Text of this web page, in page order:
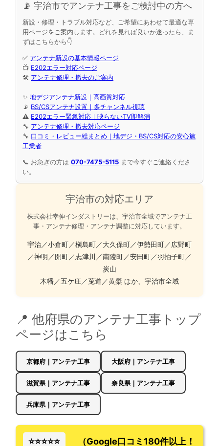
📡 宇治市でアンテナ工事をご検討中の方へ
新設・修理・トラブル対応など、ご希望にあわせて最適な専
用ページをご案内します。どれを見れば良いか迷ったら、ま
ずはこちらから👇
✅ アンテナ新設の基本情報ページ
📺 E202エラー対応ページ
🛠 アンテナ修理・撤去のご案内
✨ 地デジアンテナ新設｜高画質対応
📡 BS/CSアンテナ設置｜多チャンネル視聴
⚠️ E202エラー緊急対応｜映らないTV即解消
🔧 アンテナ修理・撤去対応ページ
🔧 口コミ・レビュー総まとめ｜地デジ・BS/CS対応の安心施
工業者
📞 お急ぎの方は 070-7475-5115 まで今すぐご連絡くださ
い。
宇治市の対応エリア
株式会社幸伸インダストリーは、宇治市全域でアンテナ工
事・アンテナ修理・アンテナ調整に対応しています。
宇治／小倉町／槇島町／大久保町／伊勢田町／広野町
／神明／開町／志津川／南陵町／安田町／羽拍子町／
炭山
木幡／五ケ庄／莵道／黄檗 ほか、宇治市全域
📍 他府県のアンテナ工事トップ
ページはこちら
京都府｜アンテナ工事 大阪府｜アンテナ工事
滋賀県｜アンテナ工事 奈良県｜アンテナ工事
兵庫県｜アンテナ工事
⭐⭐⭐⭐⭐
（Google口コミ180件以上！